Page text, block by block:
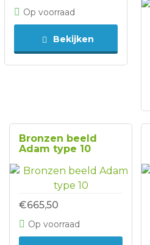
Op voorraad
Bekijken
Bronzen beeld
Adam type 10
€665,50
Op voorraad